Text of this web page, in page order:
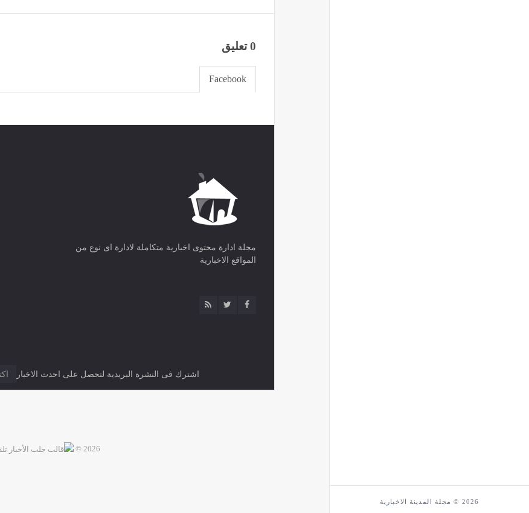
2026 © مجلة المدينة الاخبارية
0 تعليق
Facebook
مجلة ادارة محتوى اخبارية متكاملة لادارة اى نوع من
المواقع الاخبارية
اشترك فى النشرة البريدية لتحصل على احدث الاخبار
2026 ©